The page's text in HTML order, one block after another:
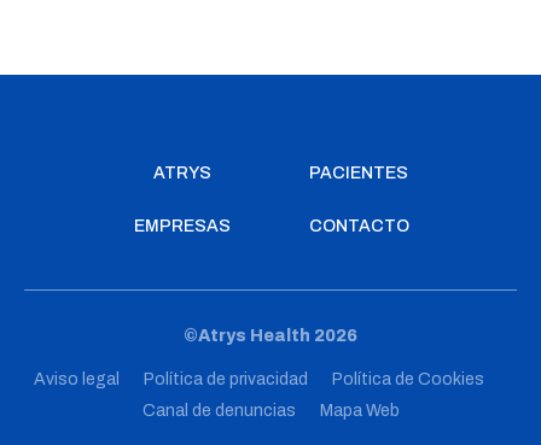
ATRYS PACIENTES
EMPRESAS CONTACTO
©Atrys Health 2026
Aviso legal Política de privacidad
Política de Cookies
Canal de denuncias
Mapa Web